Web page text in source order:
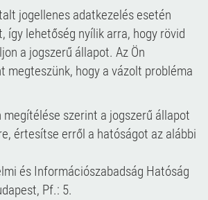
jogellenes adatkezelés esetén
így lehetőség nyílik arra, hogy rövid
a jogszerű állapot. Az Ön
megteszünk, hogy a vázolt probléma
megítélése szerint a jogszerű állapot
értesítse erről a hatóságot az alábbi
és Információszabadság Hatóság
Pf.: 5.